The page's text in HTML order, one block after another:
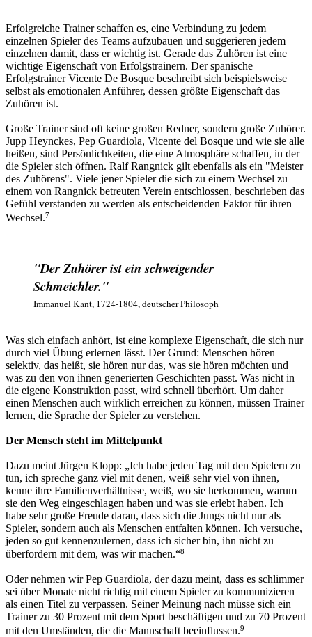
Erfolgreiche Trainer schaffen es, eine Verbindung zu jedem
einzelnen Spieler des Teams aufzubauen und suggerieren jedem
einzelnen damit, dass er wichtig ist. Gerade das Zuhören ist eine
wichtige Eigenschaft von Erfolgstrainern. Der spanische
Erfolgstrainer Vicente De Bosque beschreibt sich beispielsweise
selbst als emotionalen Anführer, dessen größte Eigenschaft das
Zuhören ist.
Große Trainer sind oft keine großen Redner, sondern große Zuhörer.
Jupp Heynckes, Pep Guardiola, Vicente del Bosque und wie sie alle
heißen, sind Persönlichkeiten, die eine Atmosphäre schaffen, in der
die Spieler sich öffnen. Ralf Rangnick gilt ebenfalls als ein "Meister
des Zuhörens". Viele jener Spieler die sich zu einem Wechsel zu
einem von Rangnick betreuten Verein entschlossen, beschrieben das
Gefühl verstanden zu werden als entscheidenden Faktor für ihren
Wechsel.7
"Der Zuhörer ist ein schweigender
Schmeichler."
Immanuel Kant, 1724-1804, deutscher Philosoph
Was sich einfach anhört, ist eine komplexe Eigenschaft, die sich nur
durch viel Übung erlernen lässt. Der Grund: Menschen hören
selektiv, das heißt, sie hören nur das, was sie hören möchten und
was zu den von ihnen generierten Geschichten passt. Was nicht in
die eigene Konstruktion passt, wird schnell überhört. Um daher
einen Menschen auch wirklich erreichen zu können, müssen Trainer
lernen, die Sprache der Spieler zu verstehen.
Der Mensch steht im Mittelpunkt
Dazu meint Jürgen Klopp: „Ich habe jeden Tag mit den Spielern zu
tun, ich spreche ganz viel mit denen, weiß sehr viel von ihnen,
kenne ihre Familienverhältnisse, weiß, wo sie herkommen, warum
sie den Weg eingeschlagen haben und was sie erlebt haben. Ich
habe sehr große Freude daran, dass sich die Jungs nicht nur als
Spieler, sondern auch als Menschen entfalten können. Ich versuche,
jeden so gut kennenzulernen, dass ich sicher bin, ihn nicht zu
überfordern mit dem, was wir machen.“8
Oder nehmen wir Pep Guardiola, der dazu meint, dass es schlimmer
sei über Monate nicht richtig mit einem Spieler zu kommunizieren
als einen Titel zu verpassen. Seiner Meinung nach müsse sich ein
Trainer zu 30 Prozent mit dem Sport beschäftigen und zu 70 Prozent
mit den Umständen, die die Mannschaft beeinflussen.9